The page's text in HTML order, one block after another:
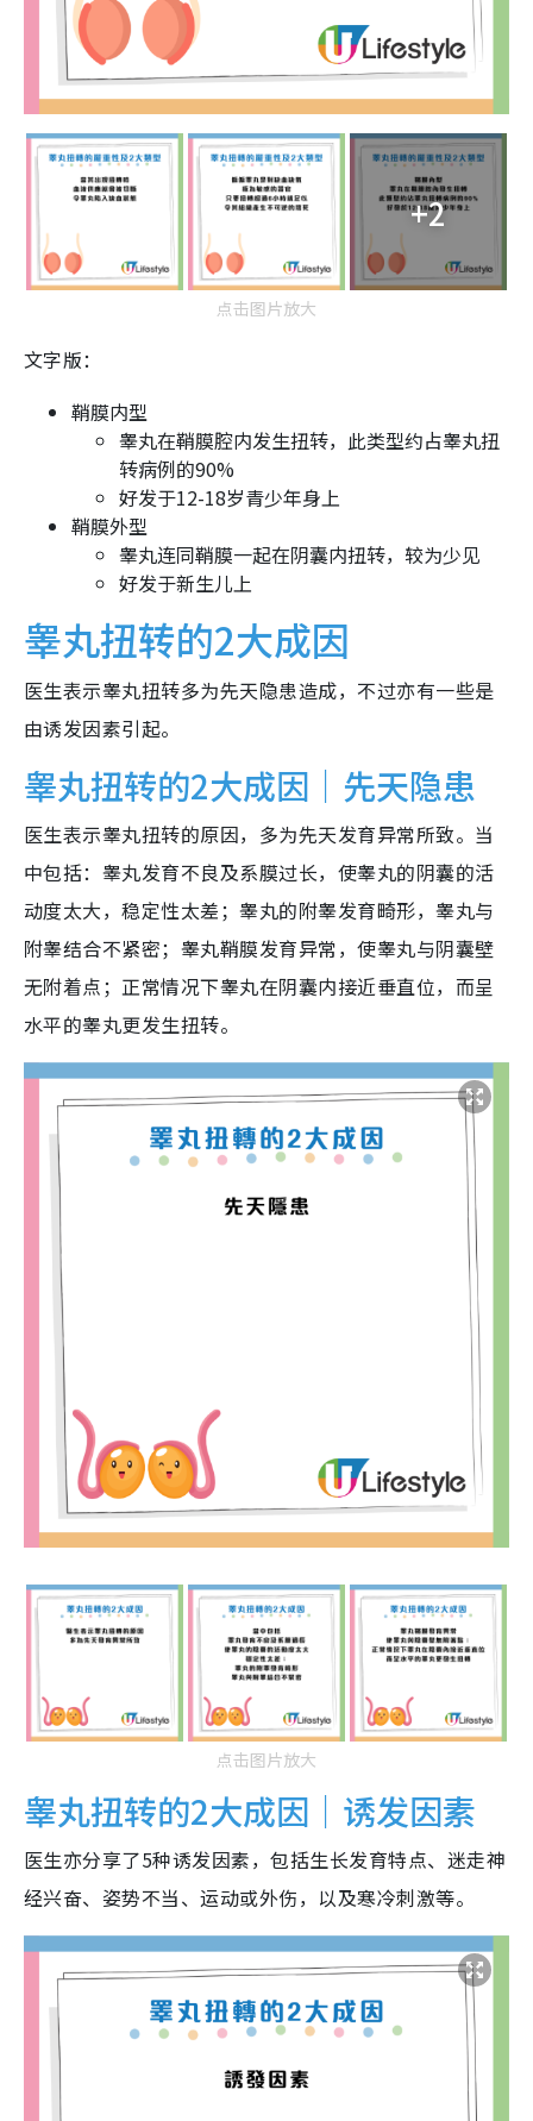
+2
点击图片放大
文字版：
鞘膜内型
睾丸在鞘膜腔内发生扭转，此类型约占睾丸扭
转病例的90%
好发于12-18岁青少年身上
鞘膜外型
睾丸连同鞘膜一起在阴囊内扭转，较为少见
好发于新生儿上
睾丸扭转的2大成因
医生表示睾丸扭转多为先天隐患造成，不过亦有一些是
由诱发因素引起。
睾丸扭转的2大成因｜先天隐患
医生表示睾丸扭转的原因，多为先天发育异常所致。当
中包括：睾丸发育不良及系膜过长，使睾丸的阴囊的活
动度太大，稳定性太差；睾丸的附睾发育畸形，睾丸与
附睾结合不紧密；睾丸鞘膜发育异常，使睾丸与阴囊壁
无附着点；正常情况下睾丸在阴囊内接近垂直位，而呈
水平的睾丸更发生扭转。
点击图片放大
睾丸扭转的2大成因｜诱发因素
医生亦分享了5种诱发因素，包括生长发育特点、迷走神
经兴奋、姿势不当、运动或外伤，以及寒冷刺激等。